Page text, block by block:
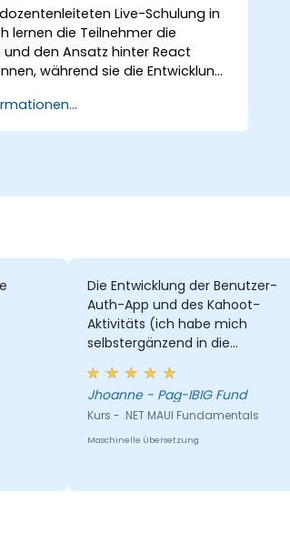
Live-Schulung in
lernen die Teilnehmer die
und den Ansatz hinter React
während sie die Entwicklung
iOS übernehmen.
Die Entwicklung der Benutzer-
Auth-App und des Kahoot-
Aktivitäts (ich habe mich
selbstergänzend in die
Schulungen eingearbeitet :) und
es macht Spaß!)
Jhoanne - Pag-IBIG Fund
Kurs - .NET MAUI Fundamentals
Maschinelle Übersetzung